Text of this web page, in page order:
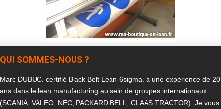
QUI SOMMES-NOUS ?
Marc DUBUC, certifié Black Belt Lean-6sigma, a une expérience de 20
ans dans le lean manufacturing au sein de groupes internationaux
(SCANIA, VALEO, NEC, PACKARD BELL, CLAAS TRACTOR). Je vous